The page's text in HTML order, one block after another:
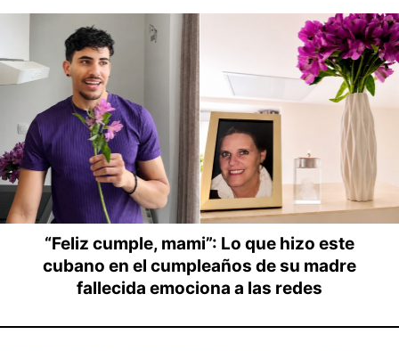
“Feliz cumple, mami”: Lo que hizo este
cubano en el cumpleaños de su madre
fallecida emociona a las redes